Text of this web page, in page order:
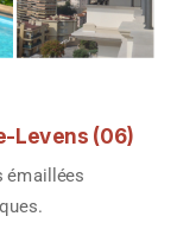
Levens (06)
émaillées